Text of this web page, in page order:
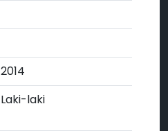
2014
Laki-laki